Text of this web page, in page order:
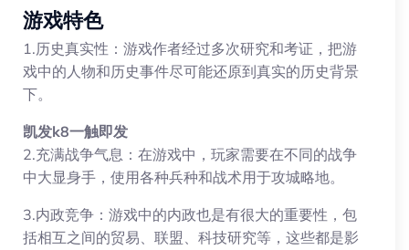
游戏特色
1.历史真实性：游戏作者经过多次研究和考证，把游
戏中的人物和历史事件尽可能还原到真实的历史背景
下。
凯发k8一触即发
2.充满战争气息：在游戏中，玩家需要在不同的战争
中大显身手，使用各种兵种和战术用于攻城略地。
3.内政竞争：游戏中的内政也是有很大的重要性，包
括相互之间的贸易、联盟、科技研究等，这些都是影